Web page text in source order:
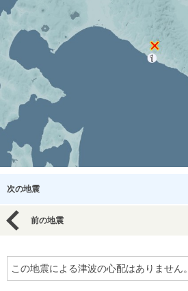
次の地震
前の地震
この地震による津波の心配はありません。